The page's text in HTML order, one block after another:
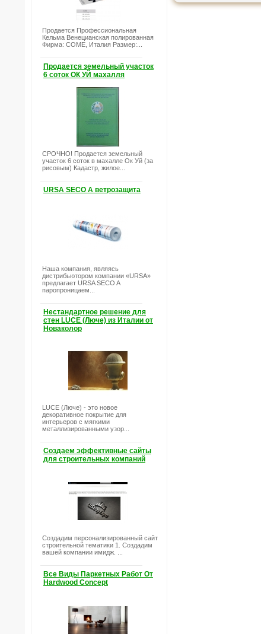
Продается Профессиональная
Кельма Венецианская полированная
Фирма: COME, Италия Размер:...
Продается земельный участок
6 соток ОК УЙ махалля
СРОЧНО! Продается земельный
участок 6 соток в махалле Ок Уй (за
рисовым) Кадастр, жилое...
URSA SECO A ветрозащита
Наша компания, являясь
дистрибьютором компании «URSA»
предлагает URSA SECO A
паропроницаем...
Нестандартное решение для
стен LUCE (Люче) из Италии от
Новаколор
LUCE (Люче) - это новое
декоративное покрытие для
интерьеров с мягкими
металлизированными узор...
Создаем эффективные сайты
для строительных компаний
Создадим персонализированный сайт
строительной тематики 1. Создадим
вашей компании имидж. ...
Все Виды Паркетных Работ От
Hardwood Concept